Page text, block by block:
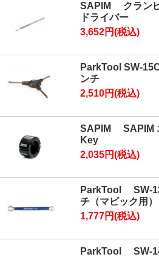
SAPIM クラン
ドライバー
3,652円(税込)
ParkTool SW-
ンチ
2,510円(税込)
SAPIM SAPIM
Key
2,035円(税込)
ParkTool SW-
チ（マビック用）
1,777円(税込)
ParkTool SW-